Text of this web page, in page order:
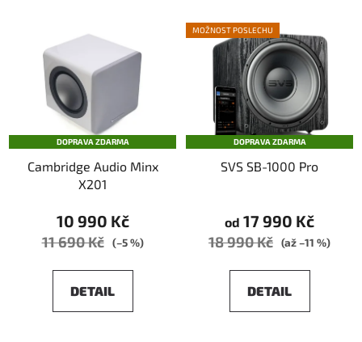
DOPRAVA ZDARMA
Cambridge Audio Minx
X201
10 990 Kč
11 690 Kč (–5 %)
DETAIL
MOŽNOST POSLECHU
DOPRAVA ZDARMA
SVS SB-1000 Pro
od 17 990 Kč
18 990 Kč (až –11 %)
DETAIL